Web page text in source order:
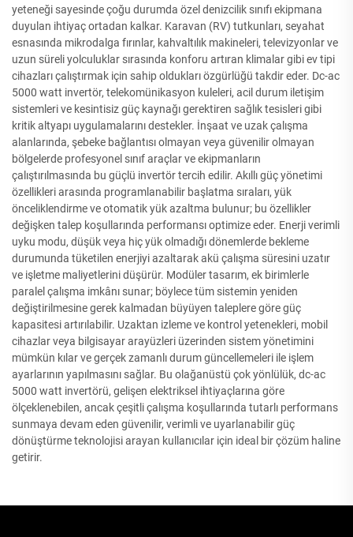
yeteneği sayesinde çoğu durumda özel denizcilik sınıfı ekipmana
duyulan ihtiyaç ortadan kalkar. Karavan (RV) tutkunları, seyahat
esnasında mikrodalga fırınlar, kahvaltılık makineleri, televizyonlar ve
uzun süreli yolculuklar sırasında konforu artıran klimalar gibi ev tipi
cihazları çalıştırmak için sahip oldukları özgürlüğü takdir eder. Dc-ac
5000 watt invertör, telekomünikasyon kuleleri, acil durum iletişim
sistemleri ve kesintisiz güç kaynağı gerektiren sağlık tesisleri gibi
kritik altyapı uygulamalarını destekler. İnşaat ve uzak çalışma
alanlarında, şebeke bağlantısı olmayan veya güvenilir olmayan
bölgelerde profesyonel sınıf araçlar ve ekipmanların
çalıştırılmasında bu güçlü invertör tercih edilir. Akıllı güç yönetimi
özellikleri arasında programlanabilir başlatma sıraları, yük
önceliklendirme ve otomatik yük azaltma bulunur; bu özellikler
değişken talep koşullarında performansı optimize eder. Enerji verimli
uyku modu, düşük veya hiç yük olmadığı dönemlerde bekleme
durumunda tüketilen enerjiyi azaltarak akü çalışma süresini uzatır
ve işletme maliyetlerini düşürür. Modüler tasarım, ek birimlerle
paralel çalışma imkânı sunar; böylece tüm sistemin yeniden
değiştirilmesine gerek kalmadan büyüyen taleplere göre güç
kapasitesi artırılabilir. Uzaktan izleme ve kontrol yetenekleri, mobil
cihazlar veya bilgisayar arayüzleri üzerinden sistem yönetimini
mümkün kılar ve gerçek zamanlı durum güncellemeleri ile işlem
ayarlarının yapılmasını sağlar. Bu olağanüstü çok yönlülük, dc-ac
5000 watt invertörü, gelişen elektriksel ihtiyaçlarına göre
ölçeklenebilen, ancak çeşitli çalışma koşullarında tutarlı performans
sunmaya devam eden güvenilir, verimli ve uyarlanabilir güç
dönüştürme teknolojisi arayan kullanıcılar için ideal bir çözüm haline
getirir.